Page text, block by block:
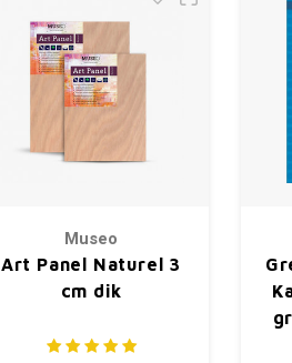
Museo
Art Panel Naturel 3
cm dik